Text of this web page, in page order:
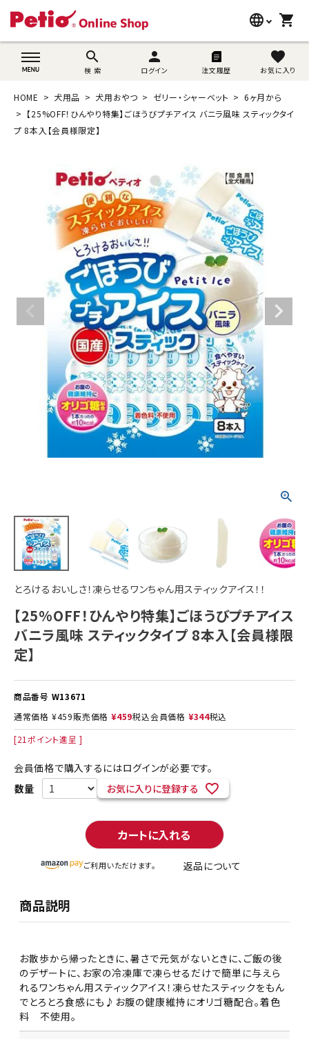
language
wovn-lang-name
shopping_cart
search
検 索
person
ログイン 注文履歴
favorite
お気に入り
search
猫用品
ブランド別に探す
目的別に探す
SNS
ご利用案内
ACCOUNT MENU
ようこそ ゲスト 様
ログイン person 新規会員登録
HOME 犬用品 犬用おやつ ゼリー・シャーベット
6ヶ月から
【25%OFF！ひんやり特集】ごほうびプチアイス バニラ風味 スティックタイ
プ 8本入【会員様限定】
とろけるおいしさ！凍らせるワンちゃん用スティックアイス！！
【25%OFF！ひんやり特集】ごほうびプチアイス
バニラ風味 スティックタイプ 8本入【会員様限
定】
商品番号 W13671
通常価格 ¥459販売価格 ¥459税込会員価格 ¥344税込
[21ポイント進呈 ]
会員価格で購入するにはログインが必要です。
お気に入りに登録する
カートに入れる
ご利用いただけます。 返品について
商品説明
お散歩から帰ったときに、暑さで元気がないときに、ご飯の後
のデザートに、お家の冷凍庫で凍らせるだけで簡単に与えら
れるワンちゃん用スティックアイス！凍らせたスティックをもん
でとろとろ食感にも♪お腹の健康維持にオリゴ糖配合。着色
料 不使用。